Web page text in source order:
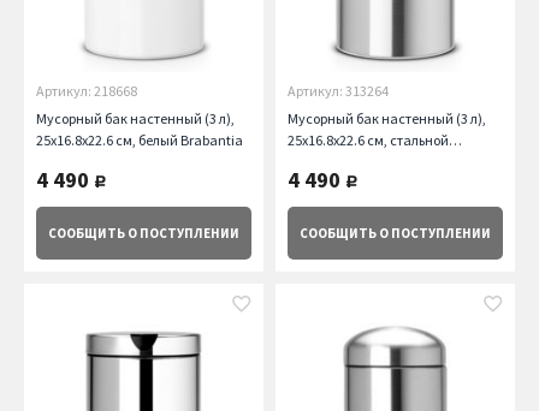
Артикул: 218668
Мусорный бак настенный (3 л),
25х16.8х22.6 см, белый Brabantia
4 490 руб.
СООБЩИТЬ О ПОСТУПЛЕНИИ
Артикул: 313264
Мусорный бак настенный (3 л),
25х16.8х22.6 см, стальной
4 490 руб.
СООБЩИТЬ О ПОСТУПЛЕНИИ